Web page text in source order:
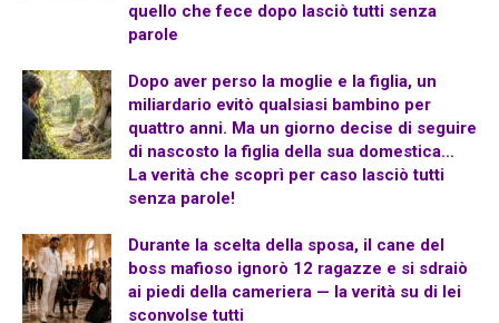
quello che fece dopo lasciò tutti senza
parole
Dopo aver perso la moglie e la figlia, un
miliardario evitò qualsiasi bambino per
quattro anni. Ma un giorno decise di seguire
di nascosto la figlia della sua domestica…
La verità che scoprì per caso lasciò tutti
senza parole!
Durante la scelta della sposa, il cane del
boss mafioso ignorò 12 ragazze e si sdraiò
ai piedi della cameriera — la verità su di lei
sconvolse tutti